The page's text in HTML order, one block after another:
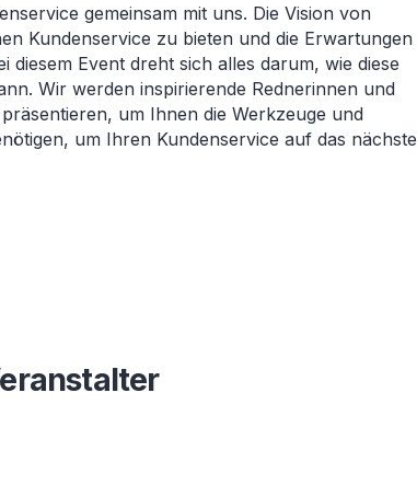
gemeinsam mit uns. Die Vision von
Kundenservice zu bieten und die Erwartungen
Event dreht sich alles darum, wie diese
Wir werden inspirierende Rednerinnen und
um Ihnen die Werkzeuge und
um Ihren Kundenservice auf das nächste